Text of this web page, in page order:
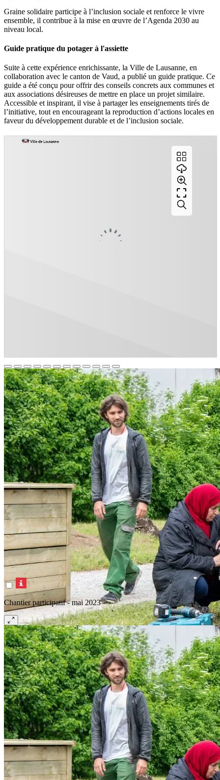
Graine solidaire participe à l’inclusion sociale et renforce le vivre
ensemble, il contribue à la mise en œuvre de l’Agenda 2030 au
niveau local.
Guide pratique du potager à l'assiette
Suite à cette expérience enrichissante, la Ville de Lausanne, en
collaboration avec le canton de Vaud, a publié un guide pratique. Ce
guide a été conçu pour offrir des conseils concrets aux communes et
aux associations désireuses de mettre en place un projet similaire.
Accessible et inspirant, il vise à partager les enseignements tirés de
l’initiative, tout en encourageant la reproduction d’actions locales en
faveur du développement durable et de l’inclusion sociale.
Chantier participatif - mai 2023